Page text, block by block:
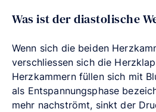
Was ist der diastolische
Wenn sich die beiden
verschliessen sich die
Herzkammern füllen sich mit
als Entspannungsphase
mehr nachströmt, sinkt der